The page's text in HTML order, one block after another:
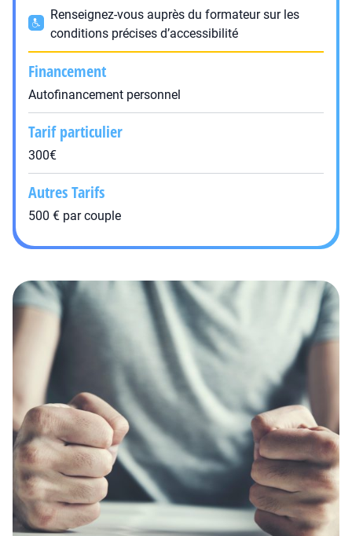
Renseignez-vous auprès du formateur sur les
conditions précises d’accessibilité
Financement
Autofinancement personnel
Tarif particulier
300€
Autres Tarifs
500 € par couple